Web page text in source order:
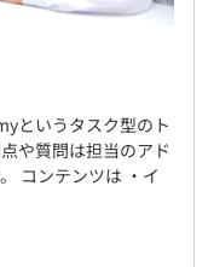
というタスク型のト
や質問は担当のアド
コンテンツは ・イ